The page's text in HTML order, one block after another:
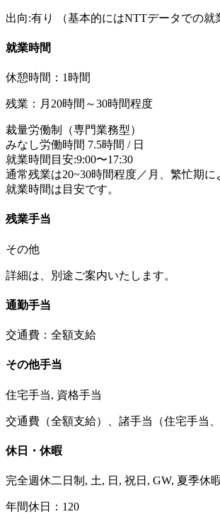
出向:有り （基本的にはNTTデータでの就
就業時間
休憩時間：1時間
残業：月20時間～30時間程度
裁量労働制（専門業務型）
みなし労働時間 7.5時間 / 日
就業時間目安:9:00〜17:30
通常残業は20~30時間程度／月、繁忙期に
就業時間は目安です。
残業手当
その他
詳細は、別途ご案内いたします。
通勤手当
交通費：全額支給
その他手当
住宅手当, 資格手当
交通費（全額支給）、諸手当（住宅手当
休日・休暇
完全週休二日制, 土, 日, 祝日, GW, 夏季休
年間休日：120